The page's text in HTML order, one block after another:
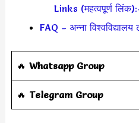
Links (महत्वपूर्ण
FAQ – अन्ना
‎️‍🔥 Whatsapp Group
‎️‍🔥 Telegram Group